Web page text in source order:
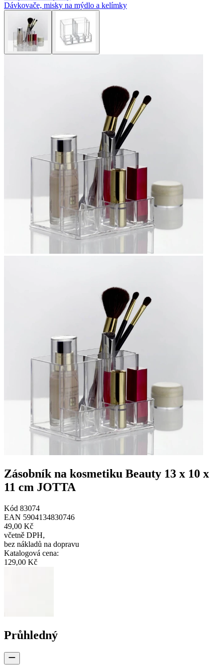
Dávkovače, misky na mýdlo a kelímky
Zásobník na kosmetiku Beauty 13 x 10 x
11 cm JOTTA
Kód 83074
EAN 5904134830746
49,00 Kč
včetně DPH,
bez nákladů na dopravu
Katalogová cena:
129,00 Kč
Průhledný